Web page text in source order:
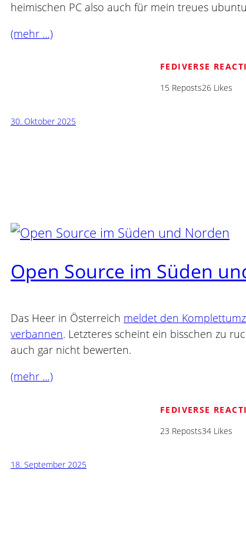
heimischen PC also auch für mein treues
(mehr …)
FEDIVERSE
15 Reposts26 Likes
30. Oktober 2025
Open Source im Süden
Das Heer in Österreich meldet den
verbannen. Letzteres scheint ein bisschen zu
auch gar nicht bewerten.
(mehr …)
FEDIVERSE
23 Reposts34 Likes
18. September 2025